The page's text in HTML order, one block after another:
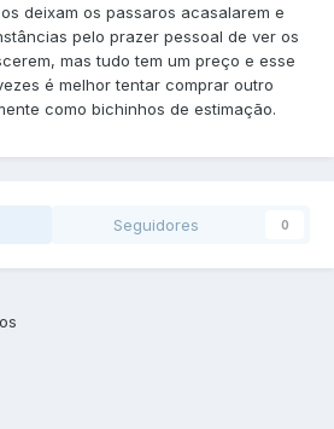
deixam os passaros acasalarem e
pelo prazer pessoal de ver os
mas tudo tem um preço e esse
é melhor tentar comprar outro
como bichinhos de estimação.
Seguidores 0